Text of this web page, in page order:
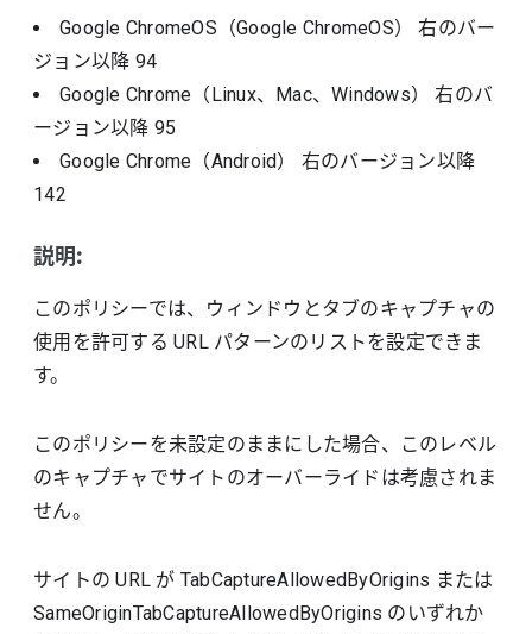
Google ChromeOS（Google ChromeOS）右のバー
ジョン以降 94
Google Chrome（Linux、Mac、Windows）右のバ
ージョン以降 95
Google Chrome（Android） 右のバージョン以降
142
説明:
このポリシーでは、ウィンドウとタブのキャプチャの
使用を許可する URL パターンのリストを設定できま
す。
このポリシーを未設定のままにした場合、このレベル
のキャプチャでサイトのオーバーライドは考慮されま
せん。
サイトの URL が TabCaptureAllowedByOrigins または
SameOriginTabCaptureAllowedByOrigins のいずれか